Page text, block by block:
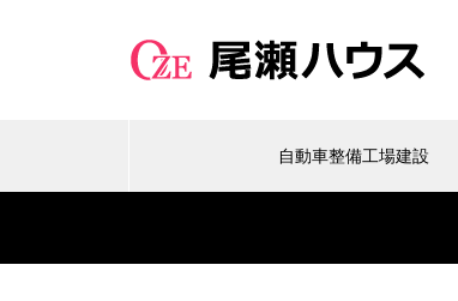
自動車整備工場建設